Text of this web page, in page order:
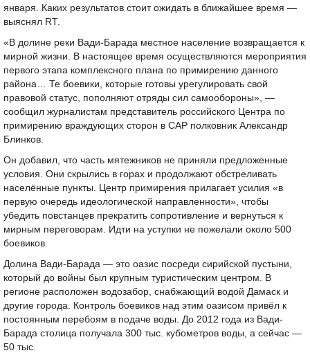
января. Каких результатов стоит ожидать в ближайшее время —
выяснял RT.
«В долине реки Вади-Барада местное население возвращается к
мирной жизни. В настоящее время осуществляются мероприятия
первого этапа комплексного плана по примирению данного
района… Те боевики, которые готовы урегулировать свой
правовой статус, пополняют отряды сил самообороны», —
сообщил журналистам представитель российского Центра по
примирению враждующих сторон в САР полковник Александр
Блинков.
Он добавил, что часть мятежников не приняли предложенные
условия. Они скрылись в горах и продолжают обстреливать
населённые пункты. Центр примирения прилагает усилия «в
первую очередь идеологической направленности», чтобы
убедить повстанцев прекратить сопротивление и вернуться к
мирным переговорам. Идти на уступки не пожелали около 500
боевиков.
Долина Вади-Барада — это оазис посреди сирийской пустыни,
который до войны был крупным туристическим центром. В
регионе расположен водозабор, снабжающий водой Дамаск и
другие города. Контроль боевиков над этим оазисом привёл к
постоянным перебоям в подаче воды. До 2012 года из Вади-
Барада столица получала 300 тыс. кубометров воды, а сейчас —
50 тыс.